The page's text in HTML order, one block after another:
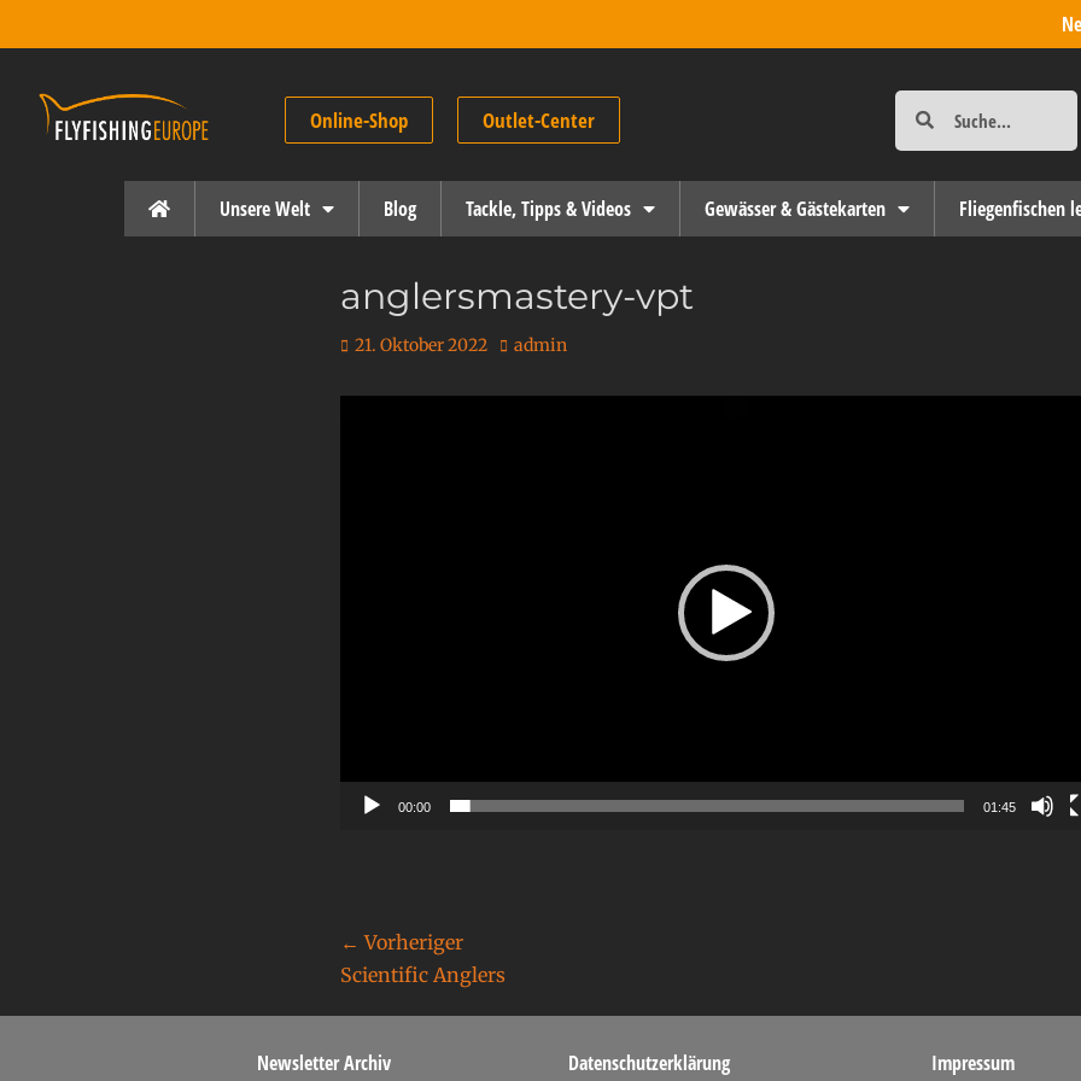
Online-Shop Outlet-Center
Unsere Welt Blog Tackle, Tipps & Videos Gewässer & Gästekarten Fliegenfischen
anglersmastery-vpt
21. Oktober 2022 admin
00:00 01:45
← Vorheriger
Scientific Anglers
Newsletter Archiv Datenschutzerklärung Impressum